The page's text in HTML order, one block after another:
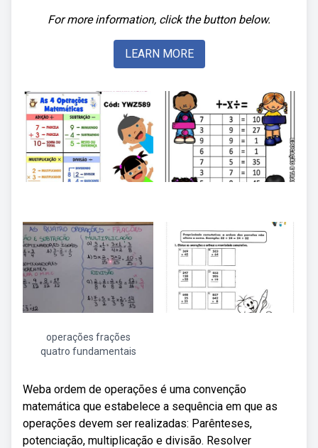
For more information, click the button below.
LEARN MORE
operações frações
quatro fundamentais
Weba ordem de operações é uma convenção
matemática que estabelece a sequência em que as
operações devem ser realizadas: Parênteses,
potenciação, multiplicação e divisão. Resolver